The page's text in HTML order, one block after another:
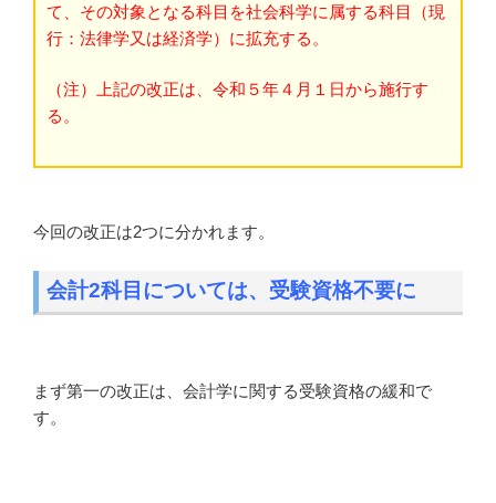
て、その対象となる科目を社会科学に属する科目（現
行：法律学又は経済学）に拡充する。
（注）上記の改正は、令和５年４月１日から施行す
る。
今回の改正は2つに分かれます。
会計2科目については、受験資格不要に
まず第一の改正は、会計学に関する受験資格の緩和で
す。